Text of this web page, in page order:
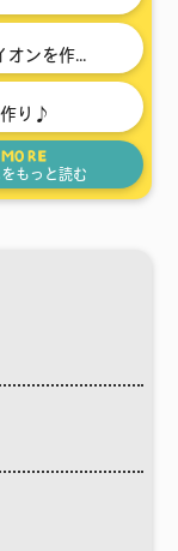
オンを作...
作り♪
MORE
もっと読む